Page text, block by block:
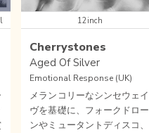
12inch
Cherrystones
Aged Of Silver
Emotional Response (UK)
メランコリーなシンセウェイ
ヴを基礎に、フォークドロー
ンやミュータントディスコ、